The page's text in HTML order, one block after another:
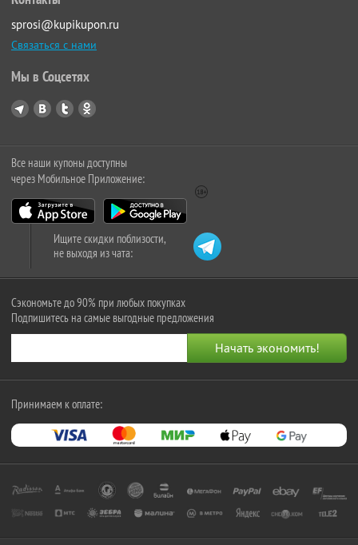
sprosi@kupikupon.ru
Связаться с нами
Мы в Соцсетях
Все наши купоны доступны
через Мобильное Приложение:
Ищите скидки поблизости,
не выходя из чата:
Сэкономьте до 90% при любых покупках
Подпишитесь на самые выгодные предложения
Принимаем к оплате: